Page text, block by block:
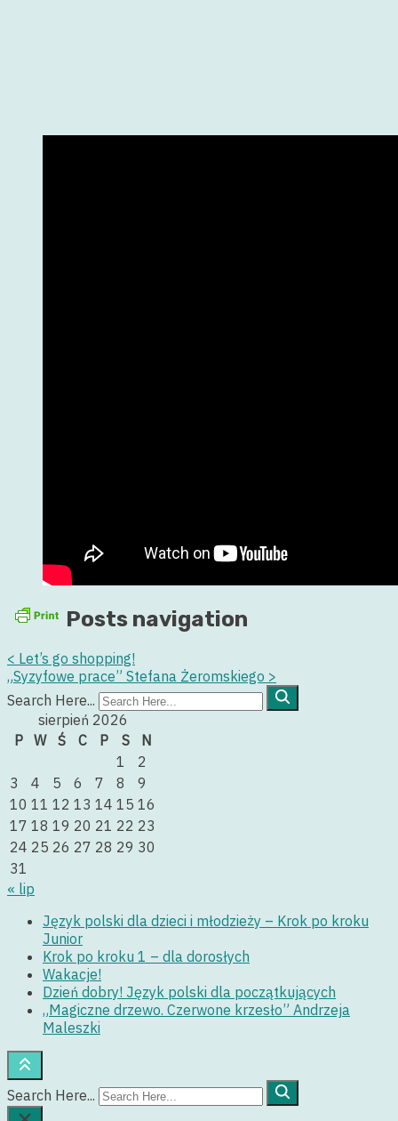
Posts navigation
< Let’s go shopping!
„Syzyfowe prace” Stefana Żeromskiego >
Search Here...
sierpień 2026
P W Ś C P S
N
1
2
3
4 5 6 7 8
9
10 11 12 13 14 15 16
17 18 19 20 21 22 23
24 25 26 27 28 29 30
31
« lip
Język polski dla dzieci i młodzieży – Krok po kroku
Junior
Krok po kroku 1 – dla dorosłych
Wakacje!
Dzień dobry! Język polski dla początkujących
„Magiczne drzewo. Czerwone krzesło” Andrzeja
Maleszki
Search Here...